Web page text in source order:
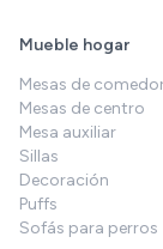
Mueble hogar
Mesas de
Mesas de centro
Mesa auxiliar
Sillas
Decoración
Puffs
Sofás para perros